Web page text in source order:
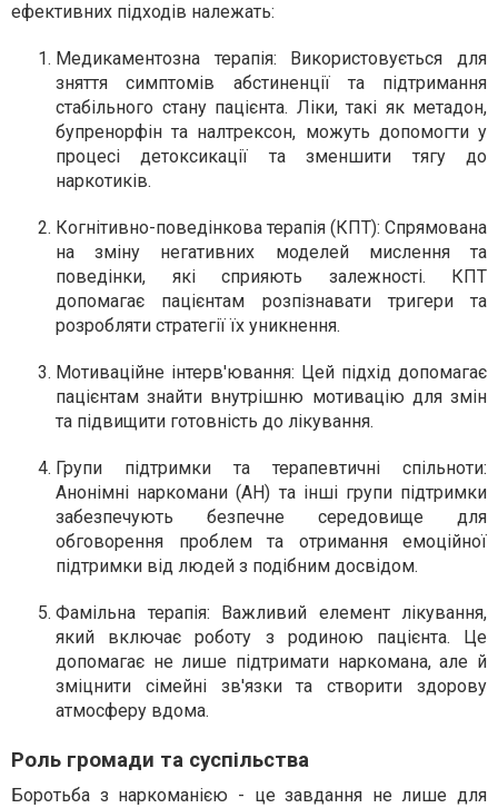
ефективних підходів належать:
Медикаментозна терапія: Використовується для
зняття симптомів абстиненції та підтримання
стабільного стану пацієнта. Ліки, такі як метадон,
бупренорфін та налтрексон, можуть допомогти у
процесі детоксикації та зменшити тягу до
наркотиків.
Когнітивно-поведінкова терапія (КПТ): Спрямована
на зміну негативних моделей мислення та
поведінки, які сприяють залежності. КПТ
допомагає пацієнтам розпізнавати тригери та
розробляти стратегії їх уникнення.
Мотиваційне інтерв'ювання: Цей підхід допомагає
пацієнтам знайти внутрішню мотивацію для змін
та підвищити готовність до лікування.
Групи підтримки та терапевтичні спільноти:
Анонімні наркомани (АН) та інші групи підтримки
забезпечують безпечне середовище для
обговорення проблем та отримання емоційної
підтримки від людей з подібним досвідом.
Фамільна терапія: Важливий елемент лікування,
який включає роботу з родиною пацієнта. Це
допомагає не лише підтримати наркомана, але й
зміцнити сімейні зв'язки та створити здорову
атмосферу вдома.
Роль громади та суспільства
Боротьба з наркоманією - це завдання не лише для